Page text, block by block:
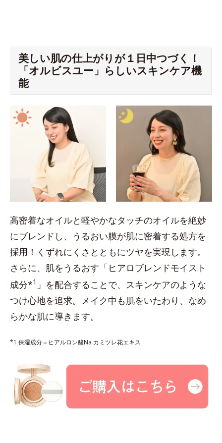
美しい肌の仕上がりが１日中つづく！
「オルビスユー」らしいスキンケア機
能
高密着なオイルと軽やかなタッチのオイルを絶妙
にブレンドし、うるおい膜が肌に密着する処方を
採用！くずれにくさとともにツヤを実現します。
さらに、肌をうるおす「ヒアロブレンドモイスト
成分*1 」を配合することで、スキンケアのような
つけ心地を追求。メイク中も肌をいたわり、なめ
らかな肌に導きます。
*1 保湿成分＝ヒアルロン酸Na カミツレ花エキス